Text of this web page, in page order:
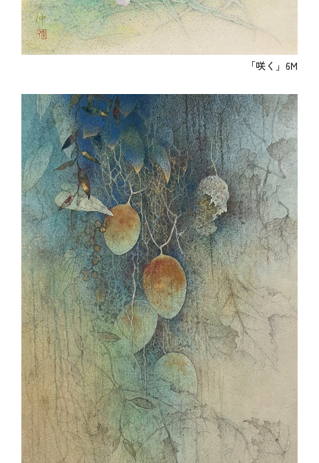
「咲く」6M